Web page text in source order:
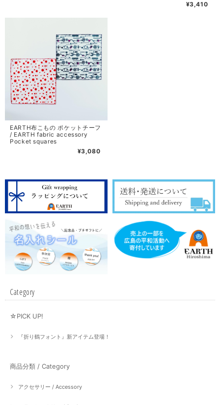
¥3,410
EARTH布こもの ポケットチーフ
/ EARTH fabric accessory
Pocket squares
¥3,080
Category
☆PICK UP!
『折り鶴フォント』新アイテム登場！
商品分類 / Category
アクセサリー / Accessory